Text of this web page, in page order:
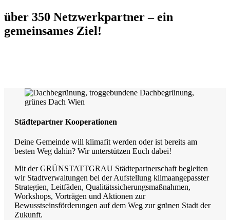
über 350 Netzwerkpartner – ein
gemeinsames Ziel!
Städtepartner Kooperationen
Deine Gemeinde will klimafit werden oder ist bereits am
besten Weg dahin? Wir unterstützen Euch dabei!
Mit der GRÜNSTATTGRAU Städtepartnerschaft begleiten
wir Stadtverwaltungen bei der Aufstellung klimaangepasster
Strategien, Leitfäden, Qualitätssicherungsmaßnahmen,
Workshops, Vorträgen und Aktionen zur
Bewusstseinsförderungen auf dem Weg zur grünen Stadt der
Zukunft.